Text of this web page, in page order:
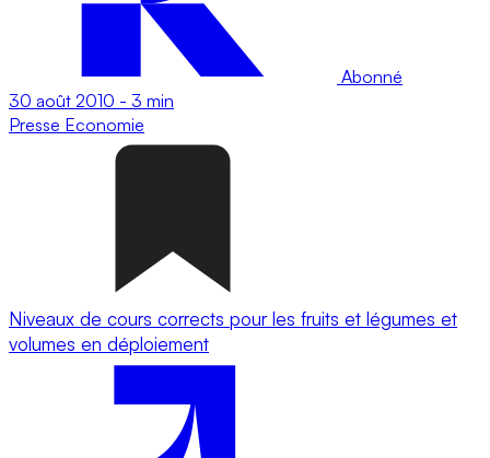
Abonné
30 août 2010 - 3 min
Presse Economie
Niveaux de cours corrects pour les fruits et légumes et
volumes en déploiement